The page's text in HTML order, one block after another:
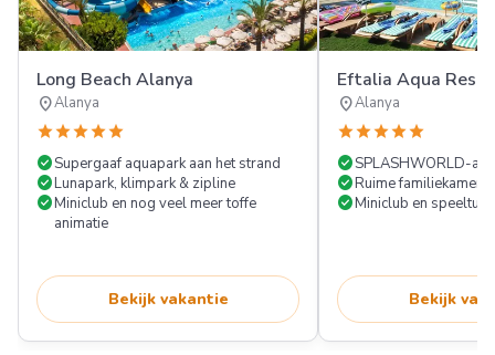
Long Beach Alanya
location_onAlanya
starstarstarstarstar
check_circleSupergaaf aquapark aan het strand
check_circleLunapark, klimpark & zipline
check_circleMiniclub en nog veel meer toffe
animatie
Bekijk vakantie
Eftalia Aqua
location_onAlanya
starstarstarstarstar
check_circleSPLASHWORLD-
check_circleRuime familiekamers
check_circleMiniclub en speeltuin
Bekijk